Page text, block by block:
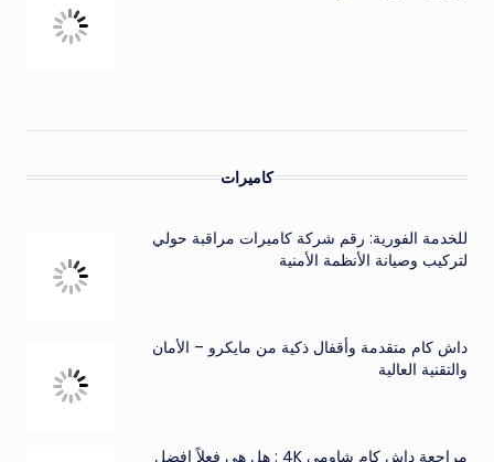
كاميرات
للخدمة الفورية: رقم شركة كاميرات مراقبة حولي
لتركيب وصيانة الأنظمة الأمنية
داش كام متقدمة وأقفال ذكية من مايكرو – الأمان
والتقنية العالية
مراجعة داش كام شاومي 4K : هل هي فعلاً افضل